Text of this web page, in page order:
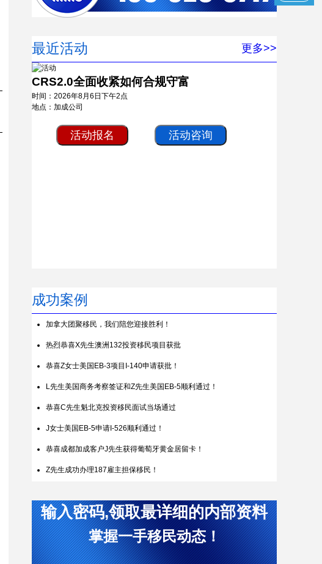
最近活动 更多>>
CRS2.0全面收紧如何合规守富
时间：2026年8月6日下午2点
地点：加成公司
活动报名 活动咨询
成功案例
加拿大团聚移民，我们陪您迎接胜利！
热烈恭喜X先生澳洲132投资移民项目获批
恭喜Z女士美国EB-3项目I-140申请获批！
L先生美国商务考察签证和Z先生美国EB-5顺利通过！
恭喜C先生魁北克投资移民面试当场通过
J女士美国EB-5申请I-526顺利通过！
恭喜成都加成客户J先生获得葡萄牙黄金居留卡！
Z先生成功办理187雇主担保移民！
简直开挂了，希腊成功案例！
热烈恭喜Q女士通过葡萄牙购房移民拿到葡萄牙黄金居留卡
D女士塞浦路斯获批
输入密码,领取最详细的内部资料
掌握一手移民动态！